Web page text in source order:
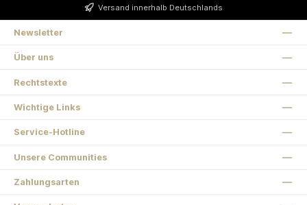
Versand innerhalb Deutschlands
Newsletter
Über uns
Rechtstexte
Wichtige Links
Service-Hotline
Unsere Communities
Zahlungsarten